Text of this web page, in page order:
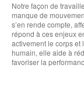
Notre façon de
manque de
s’en rende compte,
répond à ces enjeux
activement le corps et
humain, elle aide à
favoriser la